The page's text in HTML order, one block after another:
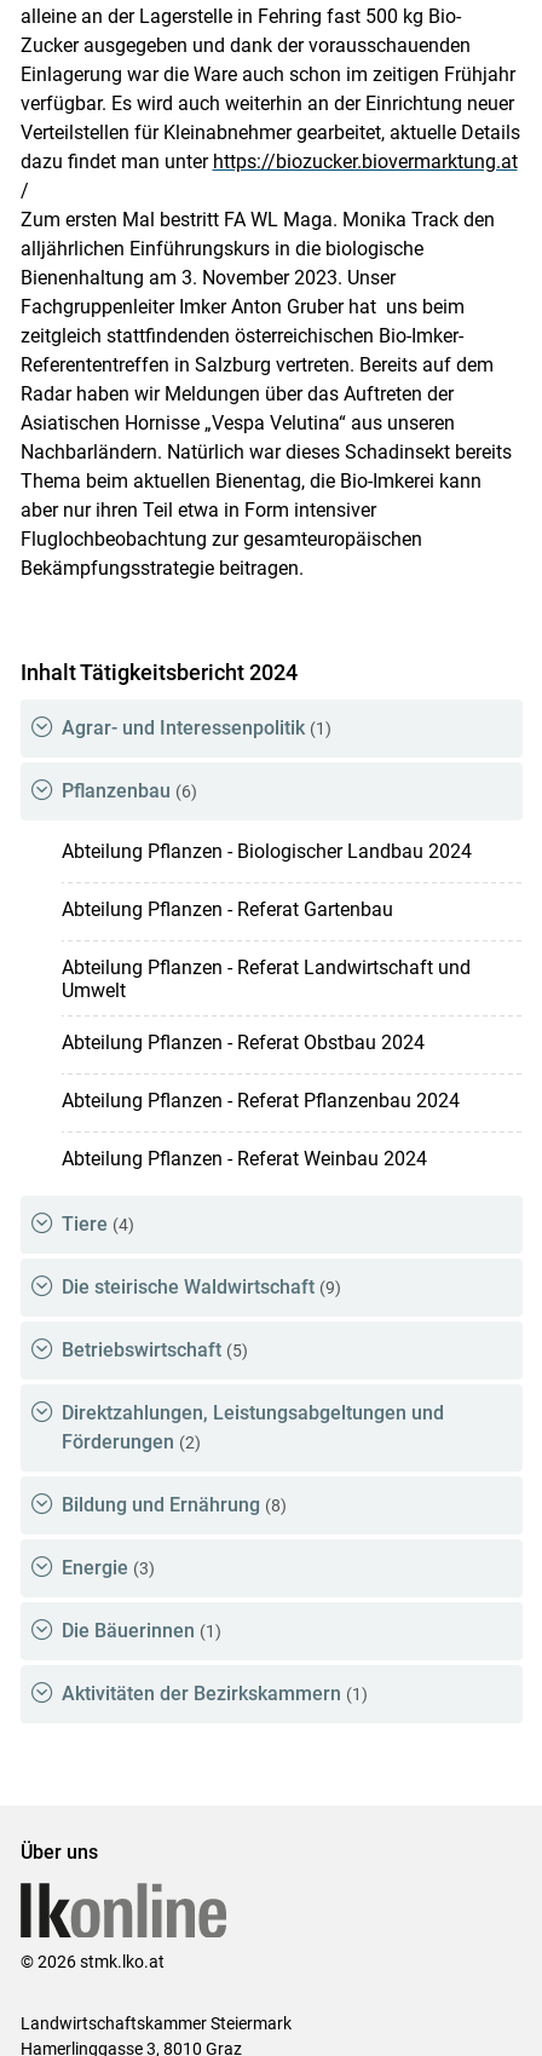
alleine an der Lagerstelle in Fehring fast 500 kg Bio-
Zucker ausgegeben und dank der vorausschauenden
Einlagerung war die Ware auch schon im zeitigen Frühjahr
verfügbar. Es wird auch weiterhin an der Einrichtung neuer
Verteilstellen für Kleinabnehmer gearbeitet, aktuelle Details
dazu findet man unter https://biozucker.biovermarktung.at
/
Zum ersten Mal bestritt FA WL Maga. Monika Track den
alljährlichen Einführungskurs in die biologische
Bienenhaltung am 3. November 2023. Unser
Fachgruppenleiter Imker Anton Gruber hat uns beim
zeitgleich stattfindenden österreichischen Bio-Imker-
Referententreffen in Salzburg vertreten. Bereits auf dem
Radar haben wir Meldungen über das Auftreten der
Asiatischen Hornisse „Vespa Velutina“ aus unseren
Nachbarländern. Natürlich war dieses Schadinsekt bereits
Thema beim aktuellen Bienentag, die Bio-Imkerei kann
aber nur ihren Teil etwa in Form intensiver
Fluglochbeobachtung zur gesamteuropäischen
Bekämpfungsstrategie beitragen.
Inhalt Tätigkeitsbericht 2024
Agrar- und Interessenpolitik (1)
Pflanzenbau (6)
Abteilung Pflanzen - Biologischer Landbau 2024
Abteilung Pflanzen - Referat Gartenbau
Abteilung Pflanzen - Referat Landwirtschaft und
Umwelt
Abteilung Pflanzen - Referat Obstbau 2024
Abteilung Pflanzen - Referat Pflanzenbau 2024
Abteilung Pflanzen - Referat Weinbau 2024
Tiere (4)
Die steirische Waldwirtschaft (9)
Betriebswirtschaft (5)
Direktzahlungen, Leistungsabgeltungen und
Förderungen (2)
Bildung und Ernährung (8)
Energie (3)
Die Bäuerinnen (1)
Aktivitäten der Bezirkskammern (1)
Über uns
© 2026 stmk.lko.at
Landwirtschaftskammer Steiermark
Hamerlinggasse 3, 8010 Graz